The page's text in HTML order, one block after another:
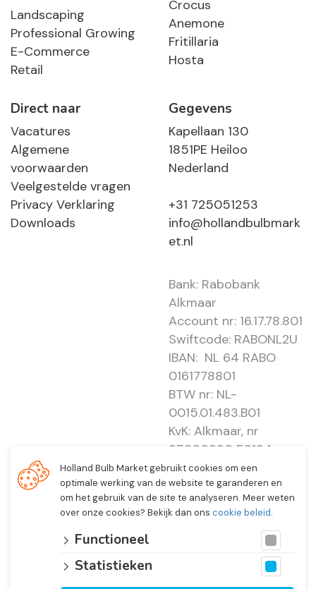
Landscaping
Professional Growing
E-Commerce
Retail
Crocus
Anemone
Fritillaria
Hosta
Direct naar
Vacatures
Algemene
voorwaarden
Veelgestelde vragen
Privacy Verklaring
Downloads
Gegevens
Kapellaan 130
1851PE Heiloo
Nederland
+31 725051253
info@hollandbulbmark
et.nl
Bank: Rabobank
Alkmaar
Account nr: 16.17.78.801
Swiftcode: RABONL2U
IBAN: NL 64 RABO
0161778801
BTW nr: NL-
0015.01.483.B01
KvK: Alkmaar, nr
37000830 E0194 -
EBO 505
Holland Bulb Market gebruikt cookies om een
optimale werking van de website te garanderen en
om het gebruik van de site te analyseren. Meer weten
over onze cookies? Bekijk dan ons cookie beleid.
Functioneel
Statistieken